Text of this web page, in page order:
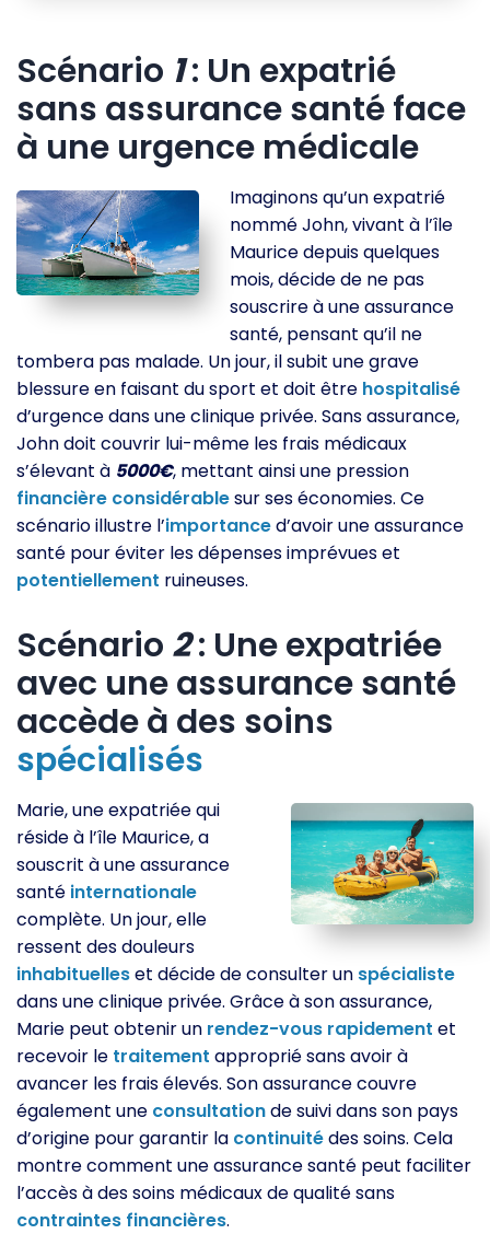
Scénario 1: Un expatrié
sans assurance santé face
à une urgence médicale
Imaginons qu’un expatrié
nommé John, vivant à l’île
Maurice depuis quelques
mois, décide de ne pas
souscrire à une assurance
santé, pensant qu’il ne
tombera pas malade. Un jour, il subit une grave
blessure en faisant du sport et doit être hospitalisé
d’urgence dans une clinique privée. Sans assurance,
John doit couvrir lui-même les frais médicaux
s’élevant à 5000€, mettant ainsi une pression
financière considérablesur ses économies. Ce
scénario illustre l’importanced’avoir une assurance
santé pour éviter les dépenses imprévues et
potentiellement ruineuses.
Scénario 2: Une expatriée
avec une assurance santé
accède à des soins
spécialisés
Marie, une expatriée qui
réside à l’île Maurice, a
souscrit à une assurance
santé internationale
complète. Un jour, elle
ressent des douleurs
inhabituelleset décide de consulter un spécialiste
dans une clinique privée. Grâce à son assurance,
Marie peut obtenir un rendez-vous rapidement et
recevoir le traitement approprié sans avoir à
avancer les frais élevés. Son assurance couvre
également une consultationde suivi dans son pays
d’origine pour garantir la continuitédes soins. Cela
montre comment une assurance santé peut faciliter
l’accès à des soins médicaux de qualité sans
contraintes financières.